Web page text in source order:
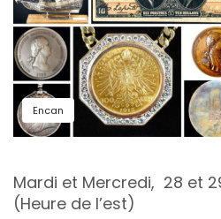
Encan
Mardi et Mercredi, 28 et
(Heure de l’est)